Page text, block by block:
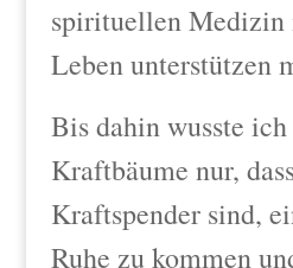
spirituellen Medizin
Leben unterstützen
Bis dahin wusste
Kraftbäume nur,
Kraftspender sind,
Ruhe zu kommen